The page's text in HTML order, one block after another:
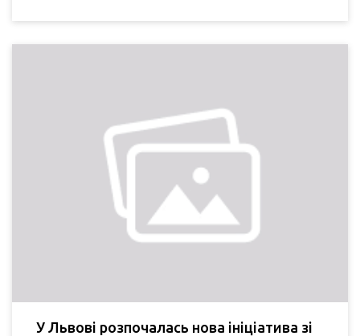
У Львові розпочалась нова ініціатива зі